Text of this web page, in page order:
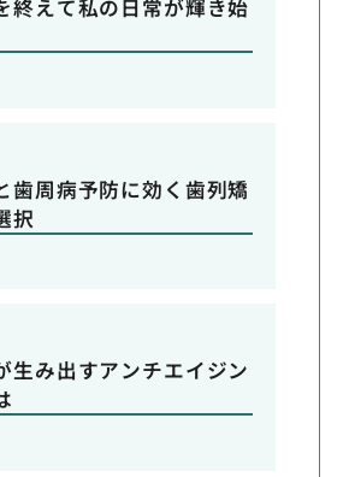
終えて私の日常が輝き始
歯周病予防に効く歯列矯
択
生み出すアンチエイジン